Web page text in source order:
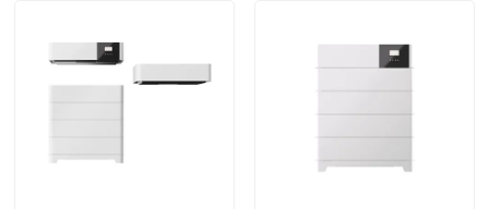
Fordern Sie ein Zitat